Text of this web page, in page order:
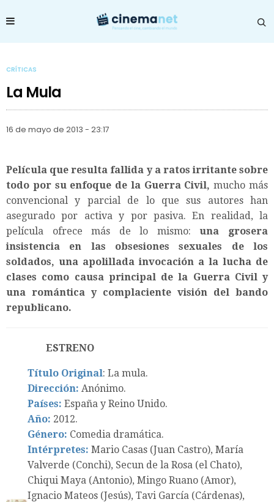
CRÍTICAS
La Mula
16 de mayo de 2013 - 23:17
Película que resulta fallida y a ratos irritante sobre
todo por su enfoque de la Guerra Civil,mucho más
convencional y parcial de lo que sus autores han
asegurado por activa y por pasiva. En realidad, la
película ofrece más de lo mismo: una grosera
insistencia en las obsesiones sexuales de los
soldados, una apolillada invocación a la lucha de
clases como causa principal de la Guerra Civil y
una romántica y complaciente visión del bando
republicano.
ESTRENO
Título Original: La mula.
Dirección: Anónimo.
Países: España y Reino Unido.
Año: 2012.
Género: Comedia dramática.
Intérpretes: Mario Casas (Juan Castro), María
Valverde (Conchi), Secun de la Rosa (el Chato),
Chiqui Maya (Antonio), Mingo Ruano (Amor),
Ignacio Mateos (Jesús), Tavi García (Cárdenas),